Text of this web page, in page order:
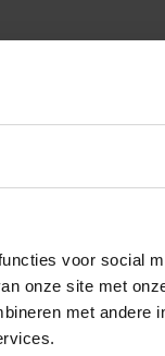
voor social
onze site met
met andere